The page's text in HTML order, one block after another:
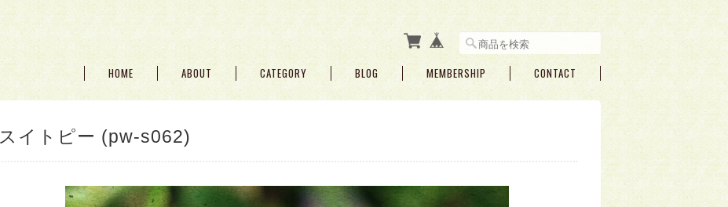
HOME ABOUT CATEGORY BLOG MEMBERSHIP CONTACT
スイトピー (pw-s062)